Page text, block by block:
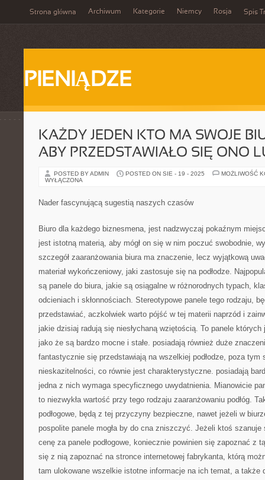
Strona główna Archiwum Kategorie Niemcy Rosja Spis
PIENIĄDZE
KAŻDY JEDEN KTO MA SWOJE
ABY PRZEDSTAWIAŁO SIĘ ONO
POSTED BY ADMIN POSTED ON SIE - 19 - 2025
MOŻLIWOŚĆ
WYŁĄCZONA
Nader fascynującą sugestią naszych czasów
Biuro dla każdego biznesmena, jest nadzwyczaj pokaźnym
jest istotną materią, aby mógł on się w nim poczuć swobodnie,
szczegół zaaranżowania biura ma znaczenie, lecz wyjątkową
materiał wykończeniowy, jaki zastosuje się na podłodze.
są panele do biura, jakie są osiągalne w różnorodnych typach,
odcieniach i skłonnościach. Stereotypowe panele tego rodzaju,
przedstawiać, aczkolwiek warto pójść w tej materii naprzód i
jakie dzisiaj radują się niesłychaną wziętością. To panele
jako że są bardzo mocne i stałe. posiadają również duże
fantastycznie się przedstawiają na wszelkiej podłodze, poza tym
nieskazitelności, co równie jest charakterystyczne. posiadają
jedna z nich wymaga specyficznego uwydatnienia. Mianowicie
to niezwykła wartość przy tego rodzaju zaaranżowaniu podłóg.
podłogowe, będą z tej przyczyny bezpieczne, nawet jeżeli w
pospolite panele mogła by do cna zniszczyć. Jeżeli ktoś
cenę za panele podłogowe, koniecznie powinien się zapoznać z
się z nią zapoznać na stronce internetowej fabrykanta, którą
tam ulokowane wszelkie istotne informacje na ich temat, a także